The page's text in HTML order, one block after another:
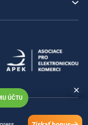
ÚČTU
vyhradené